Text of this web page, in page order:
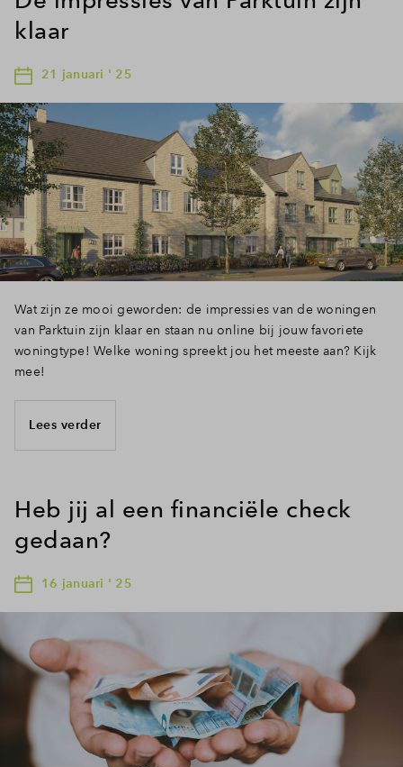
klaar
21 januari ' 25
Wat zijn ze mooi geworden: de impressies van de woningen
van Parktuin zijn klaar en staan nu online bij jouw favoriete
woningtype! Welke woning spreekt jou het meeste aan? Kijk
mee!
Lees verder
Heb jij al een financiële check
gedaan?
16 januari ' 25